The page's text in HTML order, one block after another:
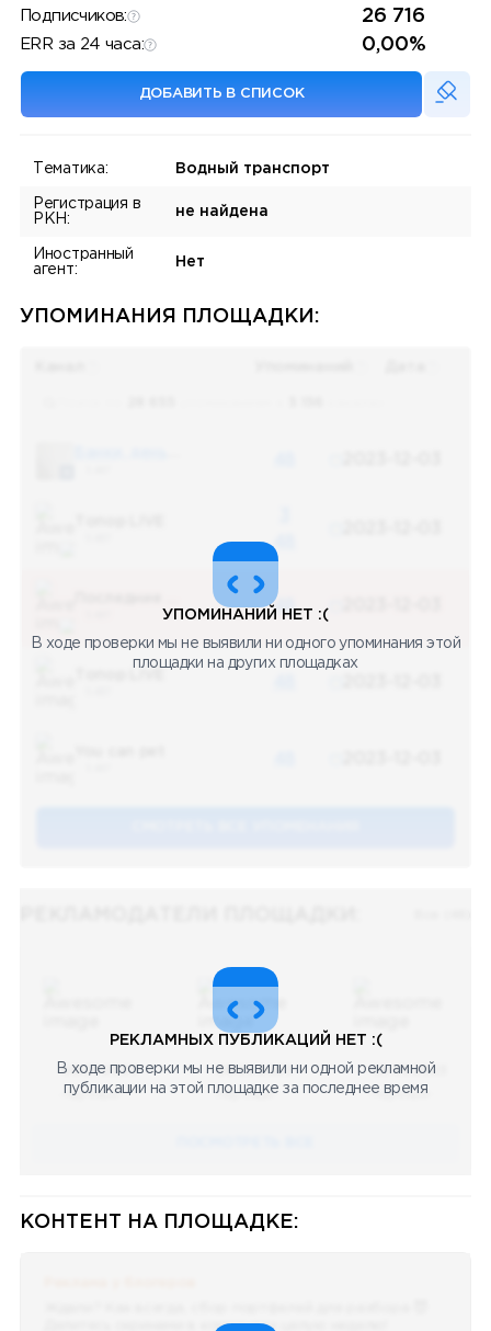
Подписчиков: 26 716
ERR за 24 часа: 0,00%
ДОБАВИТЬ В СПИСОК
Тематика: Водный транспорт
Регистрация в
РКН:
не найдена
Иностранный
агент:
Нет
УПОМИНАНИЯ ПЛОЩАДКИ:
48
48
УПОМИНАНИЙ НЕТ :(
В ходе проверки мы не выявили ни одного упоминания этой
площадки на других площадках
08.05.2023
Научный
08.05.2023
Научный
08.05.2023
Научный
РЕКЛАМНЫХ ПУБЛИКАЦИЙ НЕТ :(
В ходе проверки мы не выявили ни одной рекламной
публикации на этой площадке за последнее время
КОНТЕНТ НА ПЛОЩАДКЕ:
Делитесь скринами в комментах целую неделю!